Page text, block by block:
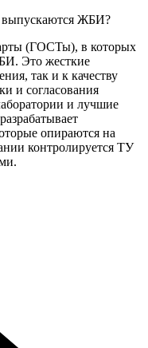
ЖБИ?
(ГОСТы), в которых
Это жесткие
так и к качеству
и согласования
и лучшие
опираются на
контролируется ТУ